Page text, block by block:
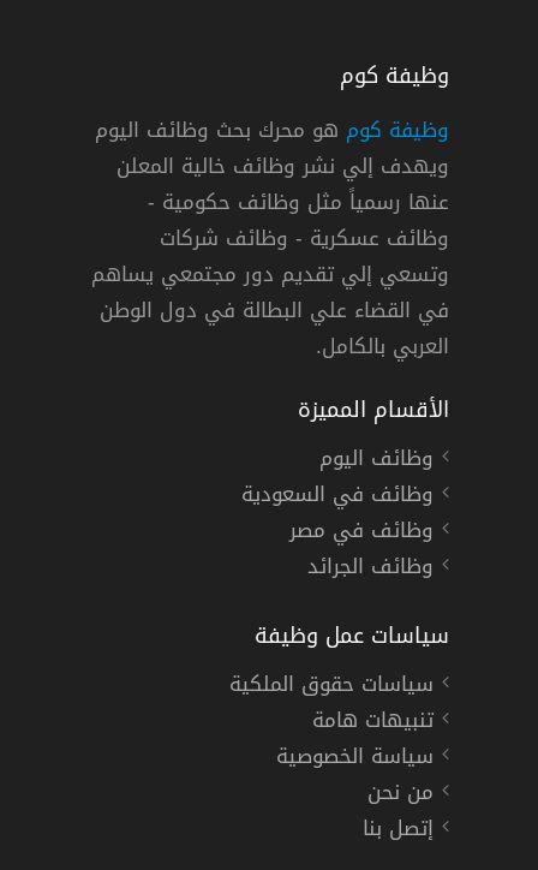
رابط التقديم مع التفاصيل الكاملة
دوام كامل
وظيفة كوم
وظيفة كوم هو محرك بحث وظائف اليوم
ويهدف إلي نشر وظائف خالية المعلن
عنها رسمياً مثل وظائف حكومية -
وظائف عسكرية - وظائف شركات
وتسعي إلي تقديم دور مجتمعي يساهم
في القضاء علي البطالة في دول الوطن
العربي بالكامل.
الأقسام المميزة
وظائف اليوم
وظائف في السعودية
وظائف في مصر
وظائف الجرائد
سياسات عمل وظيفة
سياسات حقوق الملكية
تنبيهات هامة
سياسة الخصوصية
من نحن
إتصل بنا